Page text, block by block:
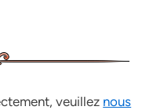
veuillez nous